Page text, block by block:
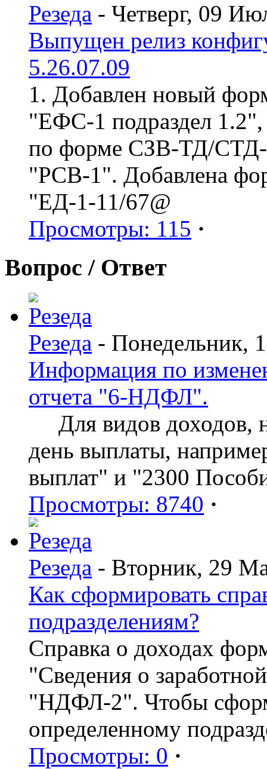
Резеда - Четверг, 09
Выпущен релиз
5.26.07.09
1. Добавлен новый
"ЕФС-1 подраздел
по форме СЗВ-ТД/СТД-
"РСВ-1". Добавлена
"ЕД-1-11/67@
Просмотры: 115 ·
Вопрос / Ответ
Резеда - Понедельник,
Информация по
отчета "6-НДФЛ".
Для видов доходов,
день выплаты,
выплат" и "2300
Просмотры: 8740 ·
Резеда - Вторник, 29
Как сформировать
подразделениям?
Справка о доходах
"Сведения о
"НДФЛ-2". Чтобы
определенному
Просмотры: 0 ·